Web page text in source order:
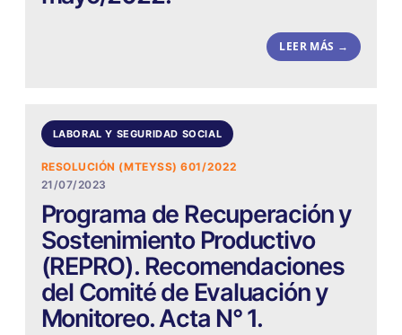
LEER MÁS →
LABORAL Y SEGURIDAD SOCIAL
RESOLUCIÓN (MTEYSS) 601/2022
21/07/2023
Programa de Recuperación y
Sostenimiento Productivo
(REPRO). Recomendaciones
del Comité de Evaluación y
Monitoreo. Acta N° 1.